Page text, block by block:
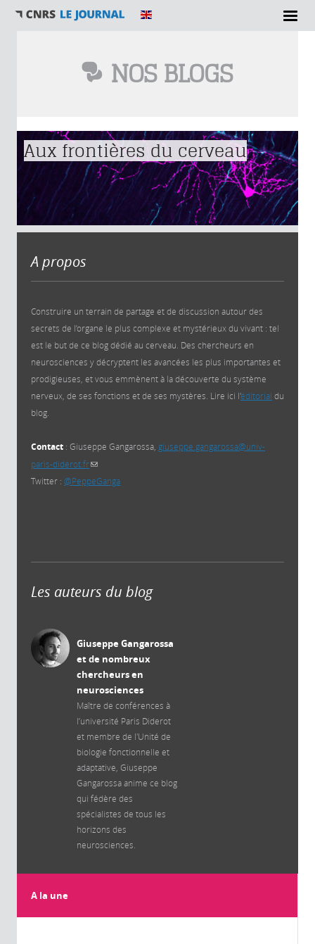
NOS BLOGS
Vous êtes ici
Aux frontières du cerveau
A propos
Construire un terrain de partage et de discussion autour des
secrets de l’organe le plus complexe et mystérieux du vivant : tel
est le but de ce blog dédié au cerveau. Des chercheurs en
neurosciences y décryptent les avancées les plus importantes et
prodigieuses, et vous emmènent à la découverte du système
nerveux, de ses fonctions et de ses mystères. Lire ici l'éditorial du
blog.
Contact : Giuseppe Gangarossa, giuseppe.gangarossa@univ-
paris-diderot.fr(link sends e-mail)
Twitter : @PeppeGanga
Les auteurs du blog
Giuseppe Gangarossa
et de nombreux
chercheurs en
neurosciences
Maître de conférences à
l’université Paris Diderot
et membre de l'Unité de
biologie fonctionnelle et
adaptative, Giuseppe
Gangarossa anime ce blog
qui fédère des
spécialistes de tous les
horizons des
neurosciences.
A la une